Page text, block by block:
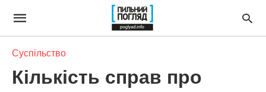
Суспільство
Кількість справ про